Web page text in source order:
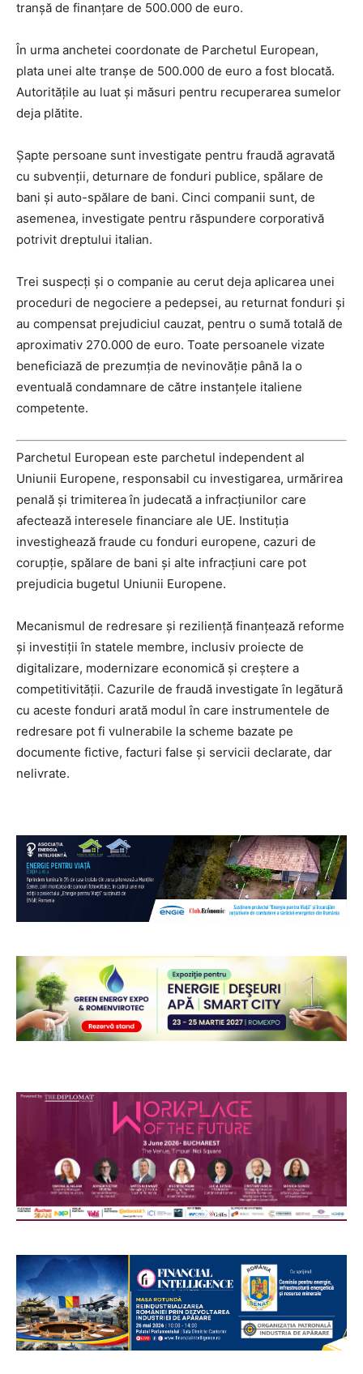
tranșă de finanțare de 500.000 de euro.
În urma anchetei coordonate de Parchetul European,
plata unei alte tranșe de 500.000 de euro a fost blocată.
Autoritățile au luat și măsuri pentru recuperarea sumelor
deja plătite.
Șapte persoane sunt investigate pentru fraudă agravată
cu subvenții, deturnare de fonduri publice, spălare de
bani și auto-spălare de bani. Cinci companii sunt, de
asemenea, investigate pentru răspundere corporativă
potrivit dreptului italian.
Trei suspecți și o companie au cerut deja aplicarea unei
proceduri de negociere a pedepsei, au returnat fonduri și
au compensat prejudiciul cauzat, pentru o sumă totală de
aproximativ 270.000 de euro. Toate persoanele vizate
beneficiază de prezumția de nevinovăție până la o
eventuală condamnare de către instanțele italiene
competente.
Parchetul European este parchetul independent al
Uniunii Europene, responsabil cu investigarea, urmărirea
penală și trimiterea în judecată a infracțiunilor care
afectează interesele financiare ale UE. Instituția
investighează fraude cu fonduri europene, cazuri de
corupție, spălare de bani și alte infracțiuni care pot
prejudicia bugetul Uniunii Europene.
Mecanismul de redresare și reziliență finanțează reforme
și investiții în statele membre, inclusiv proiecte de
digitalizare, modernizare economică și creștere a
competitivității. Cazurile de fraudă investigate în legătură
cu aceste fonduri arată modul în care instrumentele de
redresare pot fi vulnerabile la scheme bazate pe
documente fictive, facturi false și servicii declarate, dar
nelivrate.